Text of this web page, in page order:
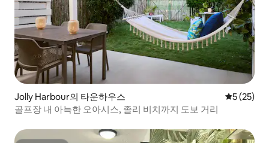
Jolly Harbour의 타운하우스 평점 5점
5 (25)
골프장 내 아늑한 오아시스, 졸리 비치까지 도보 거리